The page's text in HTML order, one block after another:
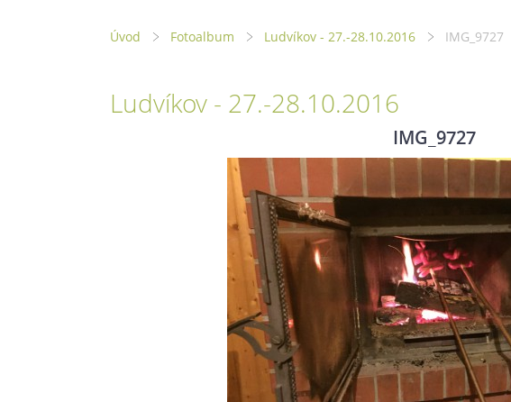
Úvod Fotoalbum Ludvíkov - 27.-28.10.2016 IMG_9727
Ludvíkov - 27.-28.10.2016
IMG_9727